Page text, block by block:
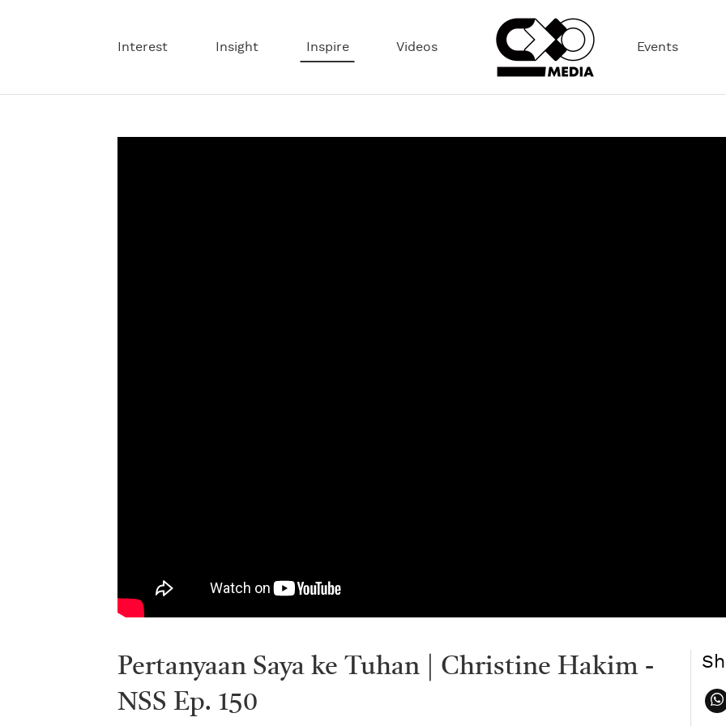
Interest Insight Inspire Videos Events
Pertanyaan Saya ke Tuhan | Christine Hakim -
NSS Ep. 150